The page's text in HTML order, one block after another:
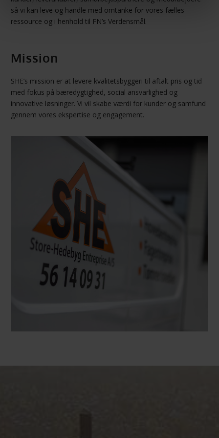
så vi kan leve og handle med omtanke for vores fælles
ressource og i henhold til FN’s Verdensmål.
Mission
SHE’s mission er at levere kvalitetsbyggeri til aftalt pris og tid
med fokus på bæredygtighed, social ansvarlighed og
innovative løsninger. Vi vil skabe værdi for kunder og samfund
gennem vores ekspertise og engagement.